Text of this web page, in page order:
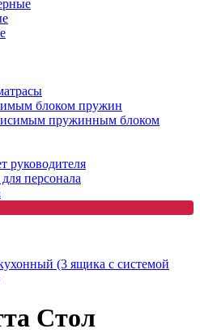
блоком пружин
пружинным блоком
руководителя
персонала
(3 ящика с системой
Стол